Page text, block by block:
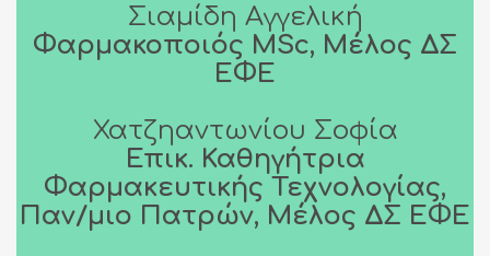
Σιαμίδη Αγγελική
Φαρμακοποιός MSc, Μέλος ΔΣ
ΕΦΕ
Χατζηαντωνίου Σοφία
Επικ. Καθηγήτρια
Φαρμακευτικής Τεχνολογίας,
Παν/μιο Πατρών, Μέλος ΔΣ ΕΦΕ